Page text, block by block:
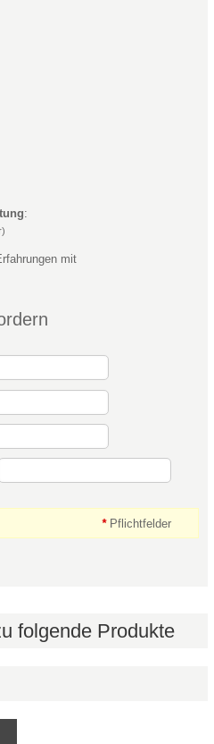
:
mit
*Pflichtfelder
folgende Produkte